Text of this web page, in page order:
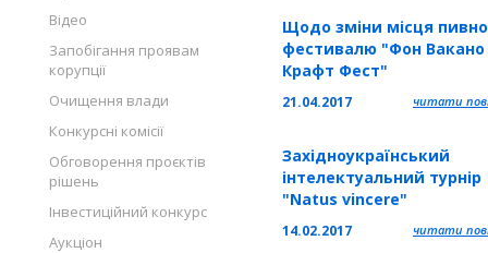
Відео
Запобігання проявам
корупції
Очищення влади
Конкурсні комісії
Обговорення проєктів
рішень
Інвестиційний конкурс
Аукціон
Щодо зміни місця
фестивалю "Фон Вакано
Крафт Фест"
21.04.2017 читати
Західноукраїнський
інтелектуальний турнір
"Natus vincere"
14.02.2017 читати